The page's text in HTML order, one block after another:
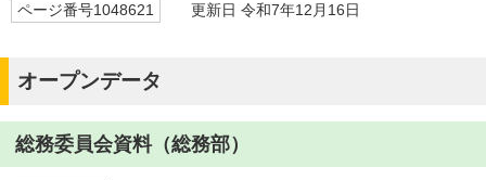
ページ番号1048621 更新日 令和7年12月16日
オープンデータ
総務委員会資料（総務部）